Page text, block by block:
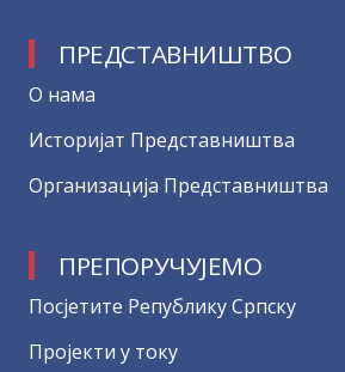
ПРЕДСТАВНИШТВО
О нама
Историјат Представништва
Организација Представништва
ПРЕПОРУЧУЈЕМО
Посјетите Републику Српску
Пројекти у току